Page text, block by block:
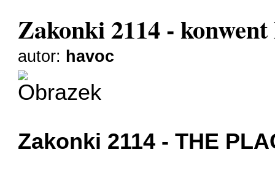
Zakonki 2114 -
autor: havoc
Zakonki 2114 - THE